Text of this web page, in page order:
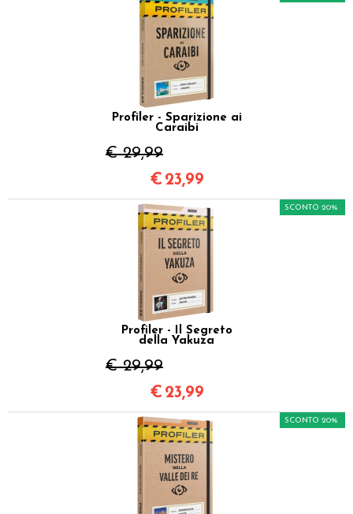
Profiler - Sparizione ai
Caraibi
€ 29,99
€ 23,99
Profiler - Il Segreto
della Yakuza
€ 29,99
SCONTO 20%
€ 23,99
SCONTO 20%